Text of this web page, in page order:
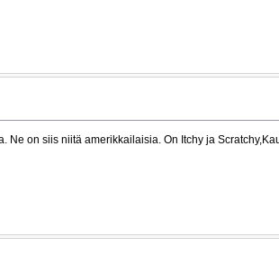
Ne on siis niitä amerikkailaisia. On Itchy ja